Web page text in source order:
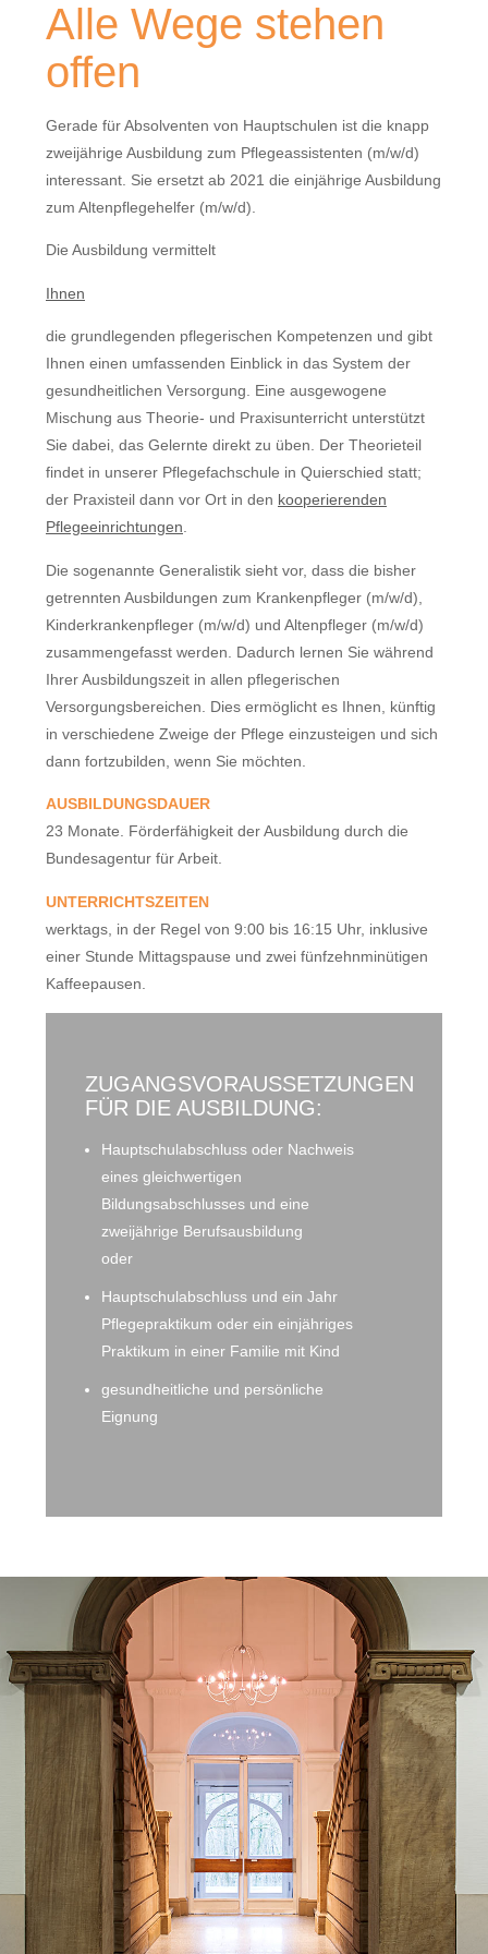
Alle Wege stehen
offen
Gerade für Absolventen von Hauptschulen ist die knapp
zweijährige Ausbildung zum Pflegeassistenten (m/w/d)
interessant. Sie ersetzt ab 2021 die einjährige Ausbildung
zum Altenpflegehelfer (m/w/d).
Die Ausbildung vermittelt
Ihnen
die grundlegenden pflegerischen Kompetenzen und gibt
Ihnen einen umfassenden Einblick in das System der
gesundheitlichen Versorgung. Eine ausgewogene
Mischung aus Theorie- und Praxisunterricht unterstützt
Sie dabei, das Gelernte direkt zu üben. Der Theorieteil
findet in unserer Pflegefachschule in Quierschied statt;
der Praxisteil dann vor Ort in den kooperierenden
Pflegeeinrichtungen
Die sogenannte Generalistik sieht vor, dass die bisher
getrennten Ausbildungen zum Krankenpfleger (m/w/d),
Kinderkrankenpfleger (m/w/d) und Altenpfleger (m/w/d)
zusammengefasst werden. Dadurch lernen Sie während
Ihrer Ausbildungszeit in allen pflegerischen
Versorgungsbereichen. Dies ermöglicht es Ihnen, künftig
in verschiedene Zweige der Pflege einzusteigen und sich
dann fortzubilden, wenn Sie möchten.
AUSBILDUNGSDAUER
23 Monate. Förderfähigkeit der Ausbildung durch die
Bundesagentur für Arbeit.
UNTERRICHTSZEITEN
werktags, in der Regel von 9:00 bis 16:15 Uhr, inklusive
einer Stunde Mittagspause und zwei fünfzehnminütigen
Kaffeepausen.
ZUGANGSVORAUSSETZUNGEN
FÜR DIE AUSBILDUNG:
Hauptschulabschluss oder Nachweis
eines gleichwertigen
Bildungsabschlusses und eine
zweijährige Berufsausbildung
oder
Hauptschulabschluss und ein Jahr
Pflegepraktikum oder ein einjähriges
Praktikum in einer Familie mit Kind
gesundheitliche und persönliche
Eignung